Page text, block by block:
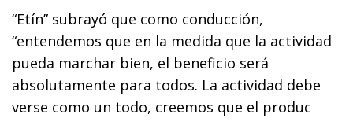
“Etín” subrayó que como conducción,
“entendemos que en la medida que la actividad
pueda marchar bien, el beneficio será
absolutamente para todos. La actividad debe
verse como un todo, creemos que el produc